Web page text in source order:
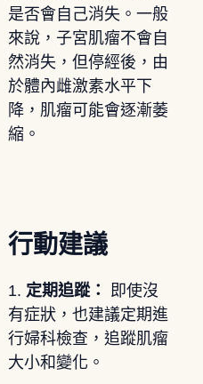
是否會自己消失。一般
來說，子宮肌瘤不會自
然消失，但停經後，由
於體內雌激素水平下
降，肌瘤可能會逐漸萎
縮。
行動建議
1. 定期追蹤：
即使沒
有症狀，也建議定期進
行婦科檢查，追蹤肌瘤
大小和變化。